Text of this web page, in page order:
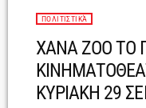
ΠΟΛΙΤΙΣΤΙΚΆ
XANA ZOO
ΚΥΡΙΑΚΗ 29